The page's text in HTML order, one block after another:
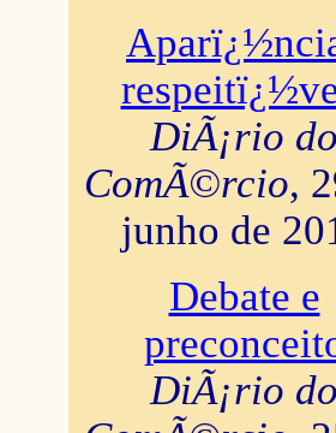
DiÃ¡rio do
ComÃ©rcio,
junho de
Debate e
DiÃ¡rio do